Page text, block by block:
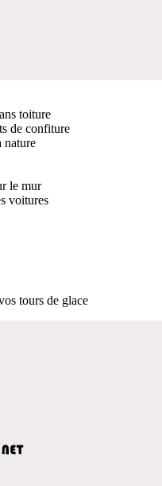
toiture
de confiture
nature
le mur
voitures
tours de glace